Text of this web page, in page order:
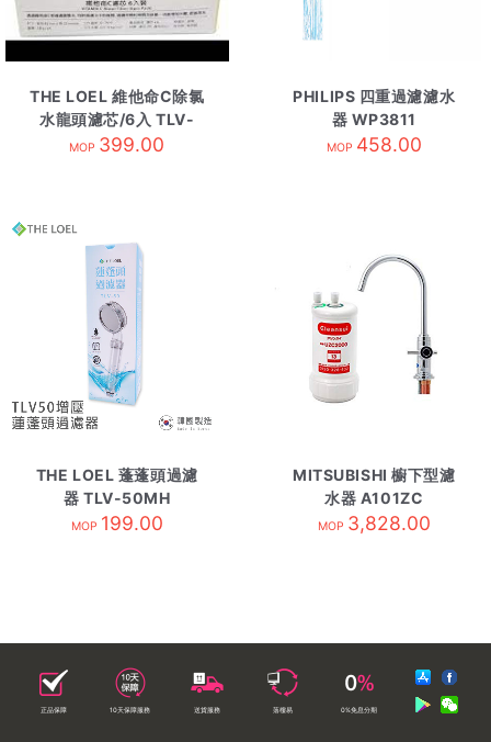
THE LOEL 維他命C除氯
水龍頭濾芯/6入 TLV-
300f6
MOP 399.00
PHILIPS 四重過濾濾水
器 WP3811
MOP 458.00
THE LOEL 蓬蓬頭過濾
器 TLV-50MH
MOP 199.00
MITSUBISHI 櫥下型濾
水器 A101ZC
MOP 3,828.00
正品保障 10天保障服務 送貨服務 落樓易 0%免息分期